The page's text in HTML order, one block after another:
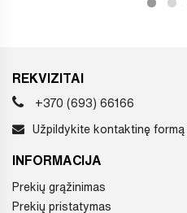
REKVIZITAI
+370 (693) 66166
Užpildykite kontaktinę formą
INFORMACIJA
Prekių grąžinimas
Prekių pristatymas